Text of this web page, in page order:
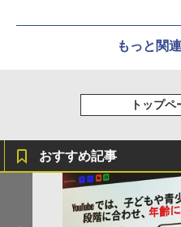
もっと関
トップペ
おすすめ記事